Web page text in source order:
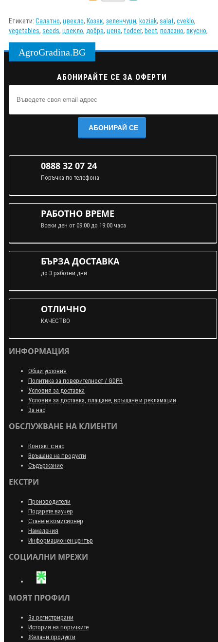
Етикети: Салатно, цвекло, Козак, зеленчуци, koziak, salat, cveklo,
vegetables, seeds, цвекло, добра, цена, fodder, beet, полезно, вкусно,
AgroGradina.BG
АБОНИРАЙТЕ СЕ ЗА ОФЕРТИ
АБОНИРАЙ СЕ
0888 32 07 24
Поръчка по телефона
РАБОТНО ВРЕМЕ
Всеки ден от 09:00 до 19:00 часа
БЪРЗА ДОСТАВКА
до 3 работни дни
ОТЛИЧНО
КАЧЕСТВО
ИНФОРМАЦИЯ
Общи условия
Политика за поверителност / GDPR
Условия за доставка
Условия за доставка, плащане, връщане и рекламации
За нас
ОБСЛУЖВАНЕ НА КЛИЕНТИ
Контакт с нас
Връщане на продукти
Съдържание
ЕКСТРИ
Производители
Подарете ваучер
Станете комисионер
Намаления
Информационен център
СОЦИАЛНИ МРЕЖИ
МОЯТ ПРОФИЛ
За регистрирани
История на поръчките
Желани продукти